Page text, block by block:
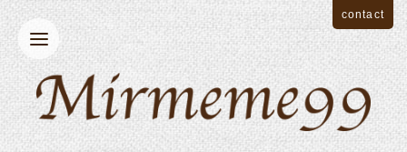
contact